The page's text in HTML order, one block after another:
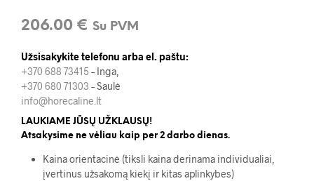
206.00 € Su PVM
Užsisakykite telefonu arba el. paštu:
+370 688 73415 – Inga,
+370 680 71303 – Saulė
info@horecaline.lt
LAUKIAME JŪSŲ UŽKLAUSŲ!
Atsakysime ne vėliau kaip per 2 darbo dienas.
Kaina orientacinė (tiksli kaina derinama individualiai,
įvertinus užsakomą kiekį ir kitas aplinkybes)